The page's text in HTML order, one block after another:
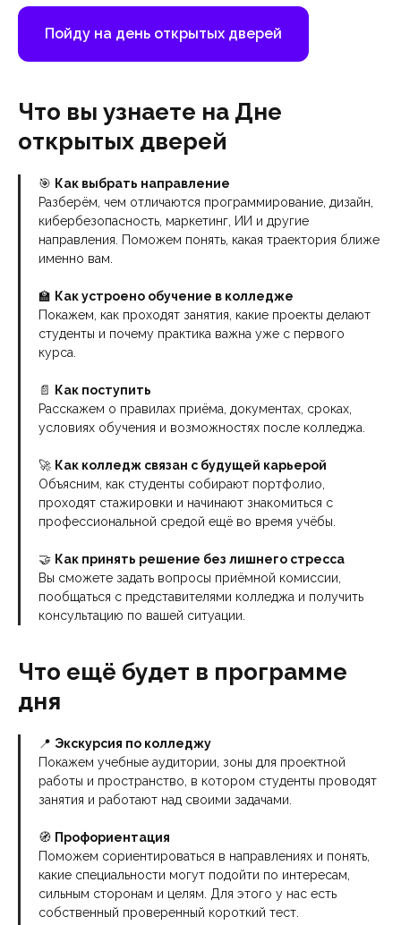
Пойду на день открытых дверей
Что вы узнаете на Дне
открытых дверей
🎯 Как выбрать направление
Разберём, чем отличаются программирование, дизайн,
кибербезопасность, маркетинг, ИИ и другие
направления. Поможем понять, какая траектория ближе
именно вам.
🏫 Как устроено обучение в колледже
Покажем, как проходят занятия, какие проекты делают
студенты и почему практика важна уже с первого
курса.
📄 Как поступить
Расскажем о правилах приёма, документах, сроках,
условиях обучения и возможностях после колледжа.
🚀 Как колледж связан с будущей карьерой
Объясним, как студенты собирают портфолио,
проходят стажировки и начинают знакомиться с
профессиональной средой ещё во время учёбы.
🤝 Как принять решение без лишнего стресса
Вы сможете задать вопросы приёмной комиссии,
пообщаться с представителями колледжа и получить
консультацию по вашей ситуации.
Что ещё будет в программе
дня
📍 Экскурсия по колледжу
Покажем учебные аудитории, зоны для проектной
работы и пространство, в котором студенты проводят
занятия и работают над своими задачами.
🧭 Профориентация
Поможем сориентироваться в направлениях и понять,
какие специальности могут подойти по интересам,
сильным сторонам и целям. Для этого у нас есть
собственный проверенный короткий тест.